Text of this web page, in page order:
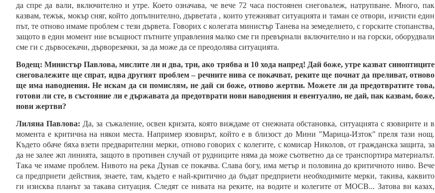
да спре да вали, включително и утре. Което означава, че вече 72 часа постоянен снеговалеж, натрупване. Много, пак
казвам, тежък, мокър сняг, който допълнително, дърветата , които утежняват ситуацията и таман се отвори, изчисти един
път, те отново имаме проблем с тези дървета. Говорих с колегата министър Танева на земеделието, с горските стопанства,
защото в един момент ние всъщност пътните управления малко сме ги превърнали включително и на горски, оборудвали
сме ги с дървосекачи, дърворезачки, за да може да се преодолява ситуацията.
Водещ:Министър Павлова, мислите ли и два, три, ако трябва и 10 хода напред! Дай боже, утре казват синоптиците
снеговалежите ще спрат, идва другият проблем – речните нива се покачват, реките ще почнат да преливат, отново
ще има наводнения. Не искам да си помислям, не дай си боже, отново жертви. Можете ли да предотвратите това,
готови ли сте, в състояние ли е държавата да предотврати нови наводнения и евентуално, не дай, пак казвам, боже,
нови жертви?
Лиляна Павлова: Да, за съжаление, освен кризата, която виждаме от снежната обстановка, ситуацията с язовирите и в
момента е критична на някои места. Например язовирът, който е в близост до Мини "Марица-Изток" преля тази нощ.
Където обаче бяха взети предварителни мерки, отново говорих с колегите, с комисар Николов, от гражданска защита, за
да не залее жп линията, защото в противен случай от рудниците няма да може съответно да се транспортира материалът.
Така че имаме проблем. Нивото на река Дунав се покачва. Слава богу, има метър и половина до критичното ниво. Вече
са предприети действия, знаете, там, където е най-критично да бъдат предприети необходимите мерки, такива, каквито
ги изисква планът за такава ситуация. Следят се нивата на реките, на водите и колегите от МОСВ... Затова ви казах,